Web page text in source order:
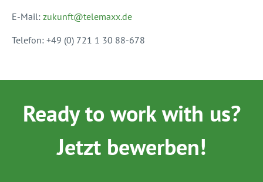
E-Mail: zukunft@telemaxx.de
Telefon: +49 (0) 721 1 30 88-678
Ready to work with us?
Jetzt bewerben!